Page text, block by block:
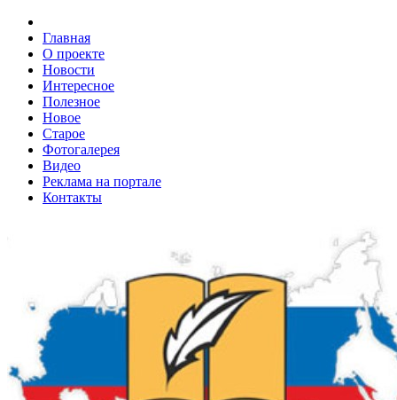
Главная
О проекте
Новости
Интересное
Полезное
Новое
Старое
Фотогалерея
Видео
Реклама на портале
Контакты